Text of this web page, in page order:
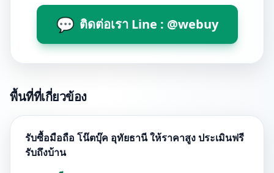
💬 ติดต่อเรา Line : @webuy
พื้นที่ที่เกี่ยวข้อง
รับซื้อมือถือ โน๊ตบุ๊ค อุทัยธานี ให้ราคาสูง ประเมินฟรี
รับถึงบ้าน